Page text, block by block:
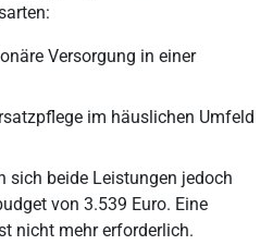
Versorgung in einer
im häuslichen Umfeld
sich beide Leistungen jedoch
von 3.539 Euro. Eine
nicht mehr erforderlich.